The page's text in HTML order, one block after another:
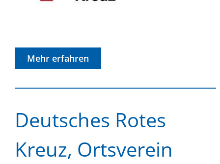
Mehr erfahren
Deutsches Rotes
Kreuz, Ortsverein